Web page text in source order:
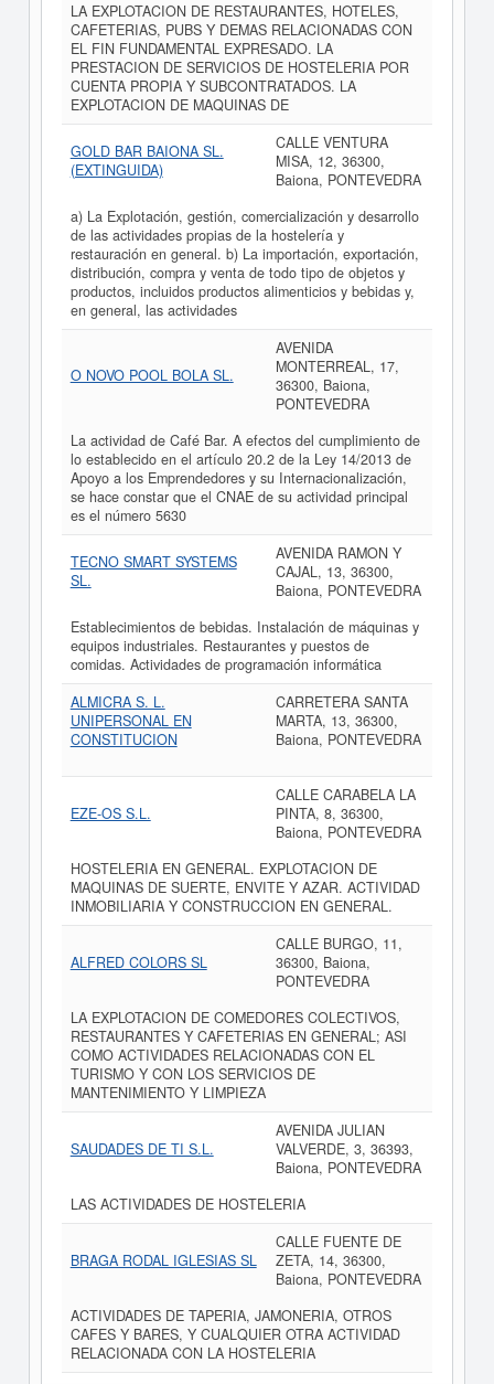
LA EXPLOTACION DE RESTAURANTES, HOTELES,
CAFETERIAS, PUBS Y DEMAS RELACIONADAS CON
EL FIN FUNDAMENTAL EXPRESADO. LA
PRESTACION DE SERVICIOS DE HOSTELERIA POR
CUENTA PROPIA Y SUBCONTRATADOS. LA
EXPLOTACION DE MAQUINAS DE
GOLD BAR BAIONA SL.
(EXTINGUIDA)
CALLE VENTURA
MISA, 12, 36300,
Baiona, PONTEVEDRA
a) La Explotación, gestión, comercialización y desarrollo
de las actividades propias de la hostelería y
restauración en general. b) La importación, exportación,
distribución, compra y venta de todo tipo de objetos y
productos, incluidos productos alimenticios y bebidas y,
en general, las actividades
O NOVO POOL BOLA SL.
AVENIDA
MONTERREAL, 17,
36300, Baiona,
PONTEVEDRA
La actividad de Café Bar. A efectos del cumplimiento de
lo establecido en el artículo 20.2 de la Ley 14/2013 de
Apoyo a los Emprendedores y su Internacionalización,
se hace constar que el CNAE de su actividad principal
es el número 5630
TECNO SMART SYSTEMS
SL.
AVENIDA RAMON Y
CAJAL, 13, 36300,
Baiona, PONTEVEDRA
Establecimientos de bebidas. Instalación de máquinas y
equipos industriales. Restaurantes y puestos de
comidas. Actividades de programación informática
ALMICRA S. L.
UNIPERSONAL EN
CONSTITUCION
CARRETERA SANTA
MARTA, 13, 36300,
Baiona, PONTEVEDRA
EZE-OS S.L.
CALLE CARABELA LA
PINTA, 8, 36300,
Baiona, PONTEVEDRA
HOSTELERIA EN GENERAL. EXPLOTACION DE
MAQUINAS DE SUERTE, ENVITE Y AZAR. ACTIVIDAD
INMOBILIARIA Y CONSTRUCCION EN GENERAL.
ALFRED COLORS SL
CALLE BURGO, 11,
36300, Baiona,
PONTEVEDRA
LA EXPLOTACION DE COMEDORES COLECTIVOS,
RESTAURANTES Y CAFETERIAS EN GENERAL; ASI
COMO ACTIVIDADES RELACIONADAS CON EL
TURISMO Y CON LOS SERVICIOS DE
MANTENIMIENTO Y LIMPIEZA
SAUDADES DE TI S.L.
AVENIDA JULIAN
VALVERDE, 3, 36393,
Baiona, PONTEVEDRA
LAS ACTIVIDADES DE HOSTELERIA
BRAGA RODAL IGLESIAS SL
CALLE FUENTE DE
ZETA, 14, 36300,
Baiona, PONTEVEDRA
ACTIVIDADES DE TAPERIA, JAMONERIA, OTROS
CAFES Y BARES, Y CUALQUIER OTRA ACTIVIDAD
RELACIONADA CON LA HOSTELERIA